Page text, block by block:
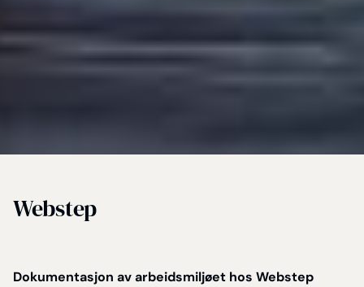
Webstep
Dokumentasjon av arbeidsmiljøet hos Webstep